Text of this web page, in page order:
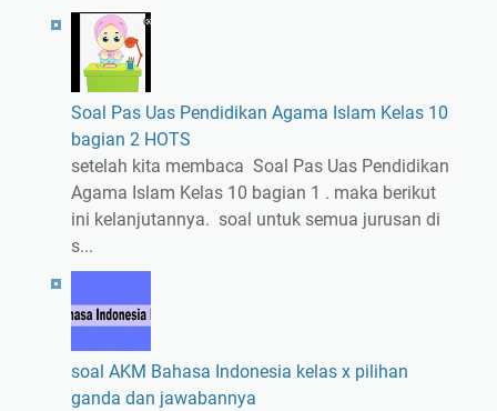
Soal Pas Uas Pendidikan Agama Islam Kelas 10
bagian 2 HOTS
setelah kita membaca Soal Pas Uas Pendidikan
Agama Islam Kelas 10 bagian 1 . maka berikut
ini kelanjutannya. soal untuk semua jurusan di
s...
soal AKM Bahasa Indonesia kelas x pilihan
ganda dan jawabannya